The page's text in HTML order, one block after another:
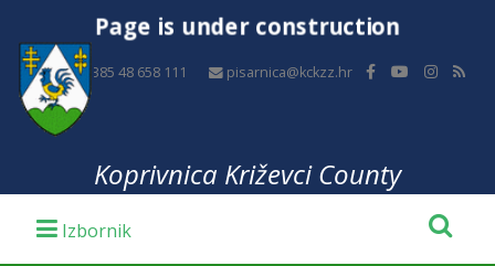
Page is under construction
+385 48 658 111 pisarnica@kckzz.hr
Koprivnica Križevci County